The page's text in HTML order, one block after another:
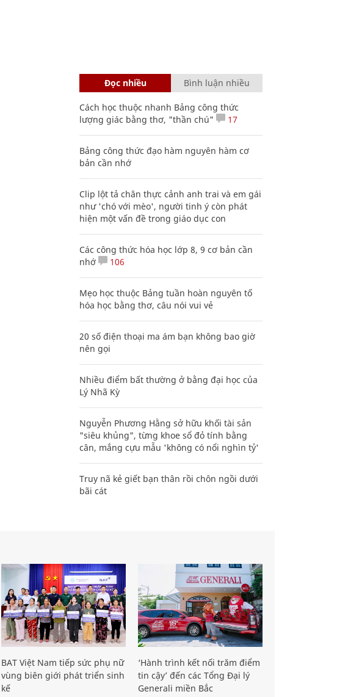
Đọc nhiều Bình luận nhiều
Cách học thuộc nhanh Bảng công thức
lượng giác bằng thơ, "thần chú"
17
Bảng công thức đạo hàm nguyên hàm cơ
bản cần nhớ
Clip lột tả chân thực cảnh anh trai và em gái
như 'chó với mèo', người tinh ý còn phát
hiện một vấn đề trong giáo dục con
Các công thức hóa học lớp 8, 9 cơ bản cần
nhớ
106
Mẹo học thuộc Bảng tuần hoàn nguyên tố
hóa học bằng thơ, câu nói vui vẻ
20 số điện thoại ma ám bạn không bao giờ
nên gọi
Nhiều điểm bất thường ở bằng đại học của
Lý Nhã Kỳ
Nguyễn Phương Hằng sở hữu khối tài sản
"siêu khủng", từng khoe sổ đỏ tính bằng
cân, mắng cựu mẫu 'không có nổi nghìn tỷ'
Truy nã kẻ giết bạn thân rồi chôn ngồi dưới
bãi cát
BAT Việt Nam tiếp sức phụ nữ
vùng biên giới phát triển sinh
kế
‘Hành trình kết nối trăm điểm
tin cậy’ đến các Tổng Đại lý
Generali miền Bắc